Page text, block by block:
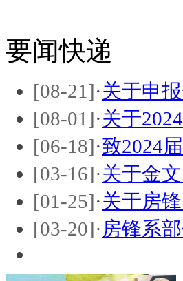
要闻快递
[08-21]·关于申
[08-01]·关于
[06-18]·致2024
[03-16]·关于金
[01-25]·关于房
[03-20]· 房锋系